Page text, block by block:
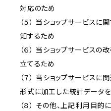
対応のため
（５） 当ショップサービス
知するため
（６） 当ショップサービス
立てるため
（７） 当ショップサービスに
形式に加工した統計データ
（８） その他、上記利用目